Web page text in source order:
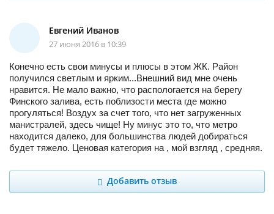
Евгений Иванов
27 июня 2016 в 10:39
Конечно есть свои минусы и плюсы в этом ЖК. Район
получился светлым и ярким...Внешний вид мне очень
нравится. Не мало важно, что распологается на берегу
Финского залива, есть поблизости места где можно
прогуляться! Воздух за счет того, что нет загруженных
манистралей, здесь чище! Ну минус это то, что метро
находится далеко, для большинства людей добираться
будет тяжело. Ценовая категория на , мой взгляд , средняя.
Добавить отзыв